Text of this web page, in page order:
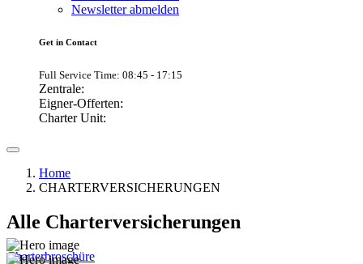
Newsletter abmelden
Get in Contact
Full Service Time: 08:45 - 17:15
Zentrale:
Eigner-Offerten:
Charter Unit:
Home
CHARTERVERSICHERUNGEN
Alle Charterversicherungen
Charterbroschüre